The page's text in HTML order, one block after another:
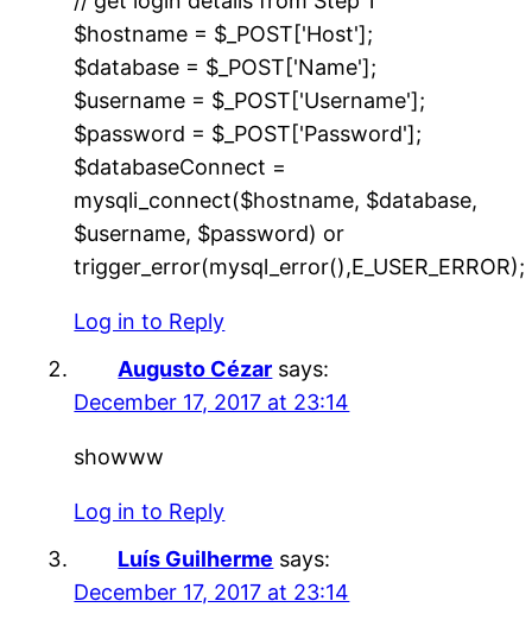
$hostname = $_POST['Host'];
$database = $_POST['Name'];
$username = $_POST['Username'];
$password = $_POST['Password'];
$databaseConnect =
mysqli_connect($hostname, $database,
$username, $password) or
trigger_error(mysql_error(),E_USER_ERROR);
Log in to Reply
Augusto Cézar says:
December 17, 2017 at 23:14
showww
Log in to Reply
Luís Guilherme says:
December 17, 2017 at 23:14